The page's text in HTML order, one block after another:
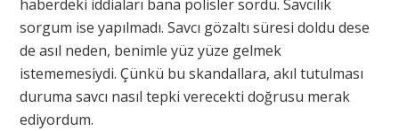
haberdeki iddiaları bana polisler sordu. Savcılık
sorgum ise yapılmadı. Savcı gözaltı süresi doldu dese
de asıl neden, benimle yüz yüze gelmek
istememesiydi. Çünkü bu skandallara, akıl tutulması
duruma savcı nasıl tepki verecekti doğrusu merak
ediyordum.